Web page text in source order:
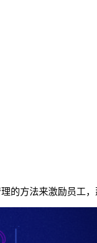
方法来激励员工，